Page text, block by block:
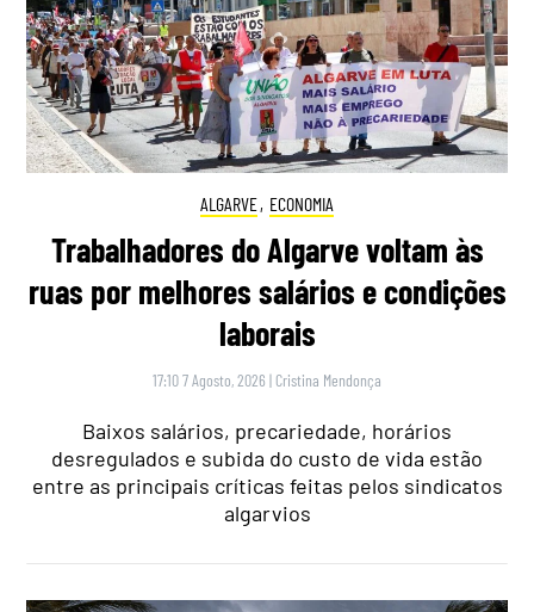
ALGARVE, ECONOMIA
Trabalhadores do Algarve voltam às
ruas por melhores salários e condições
laborais
17:10 7 Agosto, 2026 | Cristina Mendonça
Baixos salários, precariedade, horários
desregulados e subida do custo de vida estão
entre as principais críticas feitas pelos sindicatos
algarvios